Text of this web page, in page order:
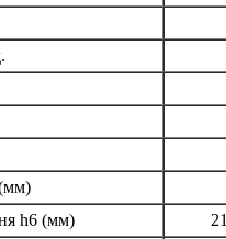
h6 (мм)